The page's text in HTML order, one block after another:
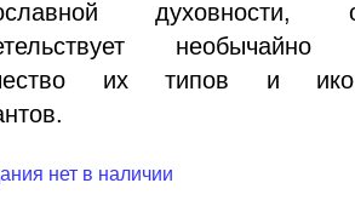
необычайно
их типов и
нет в наличии